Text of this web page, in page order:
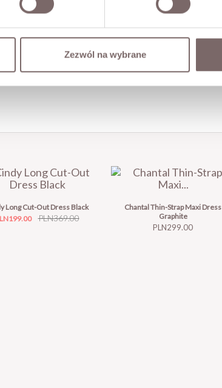
Zezwól na wybrane
Long Cut-Out Dress Black
Regular
PLN369.00
Chantal Thin-Strap Maxi Dress
Graphite
Price
PLN299.00